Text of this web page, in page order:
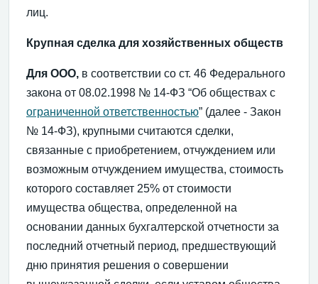
лиц.
Крупная сделка для хозяйственных обществ
Для ООО, в соответствии со ст. 46 Федерального
закона от 08.02.1998 № 14-ФЗ “Об обществах с
ограниченной ответственностью” (далее - Закон
№ 14-ФЗ), крупными считаются сделки,
связанные с приобретением, отчуждением или
возможным отчуждением имущества, стоимость
которого составляет 25% от стоимости
имущества общества, определенной на
основании данных бухгалтерской отчетности за
последний отчетный период, предшествующий
дню принятия решения о совершении